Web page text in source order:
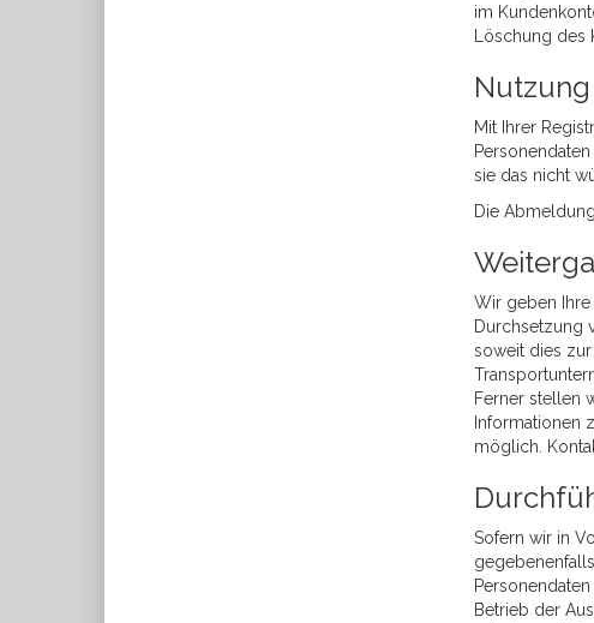
im
Löschung
Mit Ihrer
sie das nicht
Die
Wir geben
Durchsetzung
soweit dies
Ferner stellen
Informationen
möglich.
Sofern wir in
Betrieb der